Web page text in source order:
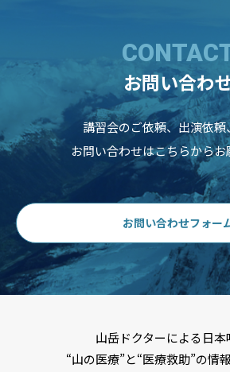
お問い合わ
講習会のご依頼、出演依頼
お問い合わせはこちらから
お問い合わせフォー
山岳ドクターによる日本
“山の医療”と“医療救助”の情